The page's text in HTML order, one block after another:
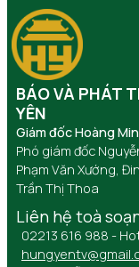
BÁO VÀ PHÁT
YÊN
Giám đốc Hoàng
Phó giám đốc
Phạm Văn Xướng,
Trần Thị Thoa
Liên hệ toà
02213 616 988 -